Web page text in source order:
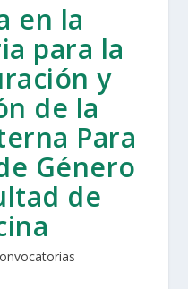
en la
para la
y
de la
Para
Género
de